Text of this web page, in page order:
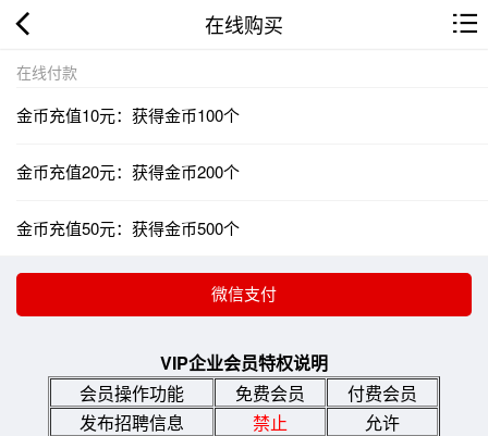
在线购买
在线付款
金币充值10元：获得金币100个
金币充值20元：获得金币200个
金币充值50元：获得金币500个
VIP企业会员特权说明
会员操作功能
免费会员
付费会员
发布招聘信息
禁止
允许